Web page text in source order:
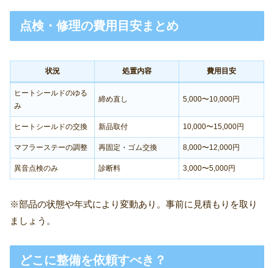
点検・修理の費用目安まとめ
状況 処置内容 費用目安
ヒートシールドのゆる
み
締め直し 5,000〜10,000円
ヒートシールドの交換 新品取付 10,000〜15,000円
マフラーステーの調整 再固定・ゴム交換 8,000〜12,000円
異音点検のみ 診断料 3,000〜5,000円
※部品の状態や年式により変動あり。事前に見積もりを取り
ましょう。
どこに整備を依頼すべき？